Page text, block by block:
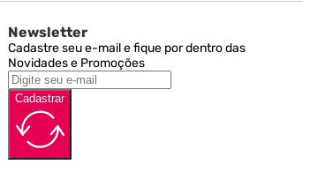
Newsletter
Cadastre seu e-mail e fique por dentro das
Novidades e Promoções
Cadastrar